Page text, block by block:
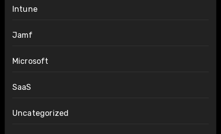
Intune
Jamf
Microsoft
SaaS
Uncategorized